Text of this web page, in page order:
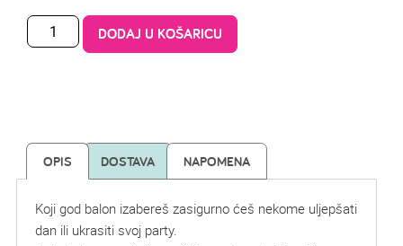
DODAJ U KOŠARICU
OPIS DOSTAVA NAPOMENA
Koji god balon izabereš zasigurno ćeš nekome uljepšati
dan ili ukrasiti svoj party.